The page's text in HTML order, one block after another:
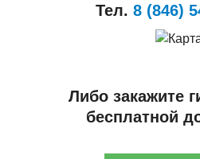
Тел. 8 (846)
Либо закажите
бесплатной